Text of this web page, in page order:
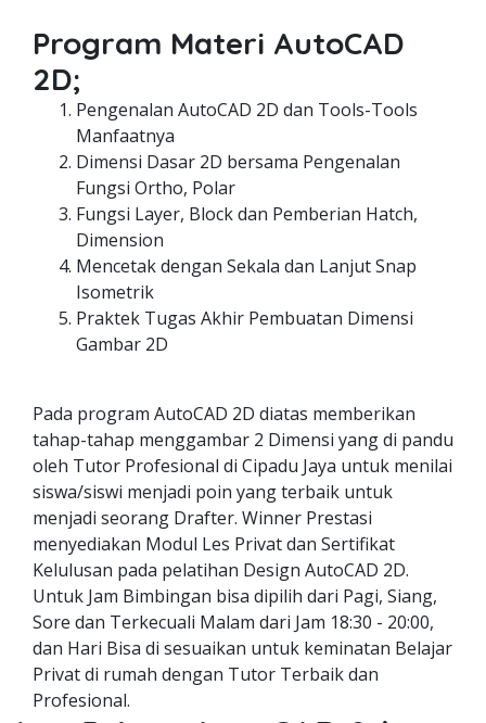
Program Materi AutoCAD
2D;
Pengenalan AutoCAD 2D dan Tools-Tools
Manfaatnya
Dimensi Dasar 2D bersama Pengenalan
Fungsi Ortho, Polar
Fungsi Layer, Block dan Pemberian Hatch,
Dimension
Mencetak dengan Sekala dan Lanjut Snap
Isometrik
Praktek Tugas Akhir Pembuatan Dimensi
Gambar 2D
Pada program AutoCAD 2D diatas memberikan
tahap-tahap menggambar 2 Dimensi yang di pandu
oleh Tutor Profesional di Cipadu Jaya untuk menilai
siswa/siswi menjadi poin yang terbaik untuk
menjadi seorang Drafter. Winner Prestasi
menyediakan Modul Les Privat dan Sertifikat
Kelulusan pada pelatihan Design AutoCAD 2D.
Untuk Jam Bimbingan bisa dipilih dari Pagi, Siang,
Sore dan Terkecuali Malam dari Jam 18:30 - 20:00,
dan Hari Bisa di sesuaikan untuk keminatan Belajar
Privat di rumah dengan Tutor Terbaik dan
Profesional.